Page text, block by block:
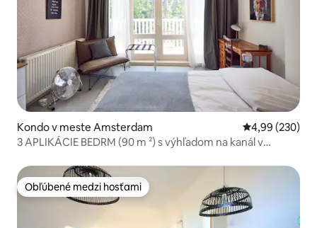
Kondo v meste Amsterdam Priemerné
4,99 (230)
3 APLIKÁCIE BEDRM (90 m ²) s výhľadom na kanál v
Obľúbené medzi hosťami
Obľúbené medzi hosťami